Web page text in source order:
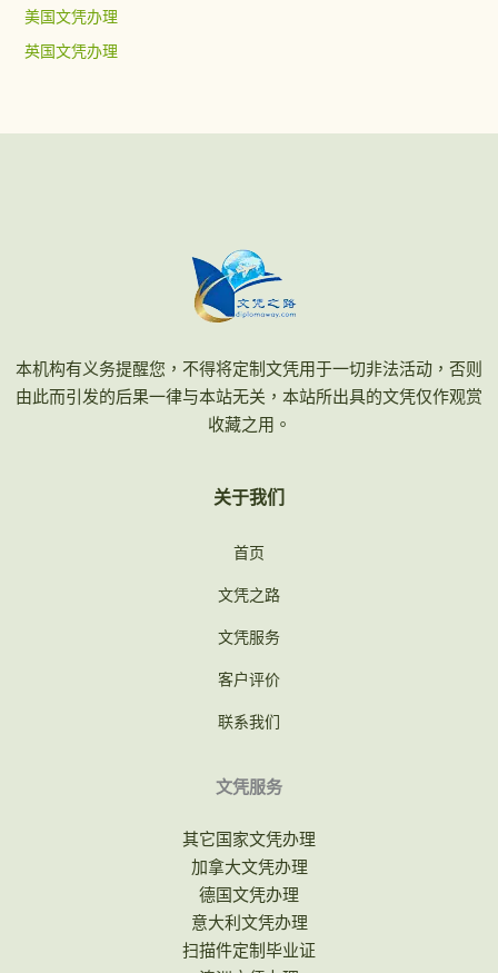
美国文凭办理
英国文凭办理
本机构有义务提醒您，不得将定制文凭用于一切非法活动，否则
由此而引发的后果一律与本站无关，本站所出具的文凭仅作观赏
收藏之用。
关于我们
首页
文凭之路
文凭服务
客户评价
联系我们
文凭服务
其它国家文凭办理
加拿大文凭办理
德国文凭办理
意大利文凭办理
扫描件定制毕业证